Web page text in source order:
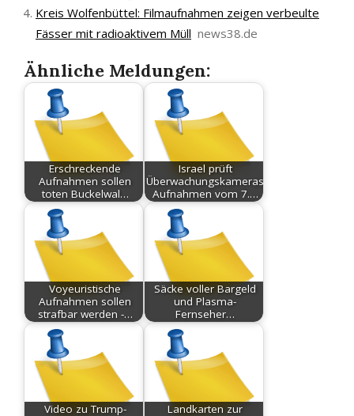
Kreis Wolfenbüttel: Filmaufnahmen zeigen verbeulte
Fässer mit radioaktivem Müll news38.de
Ähnliche Meldungen:
Erschreckende
Aufnahmen sollen
toten Buckelwal…
Israel prüft
Überwachungskameras:
Aufnahmen vom 7.…
Voyeuristische
Aufnahmen sollen
strafbar werden -…
Säcke voller Bargeld
und Plasma-
Fernseher…
Video zu Trump-
Landkarten zur